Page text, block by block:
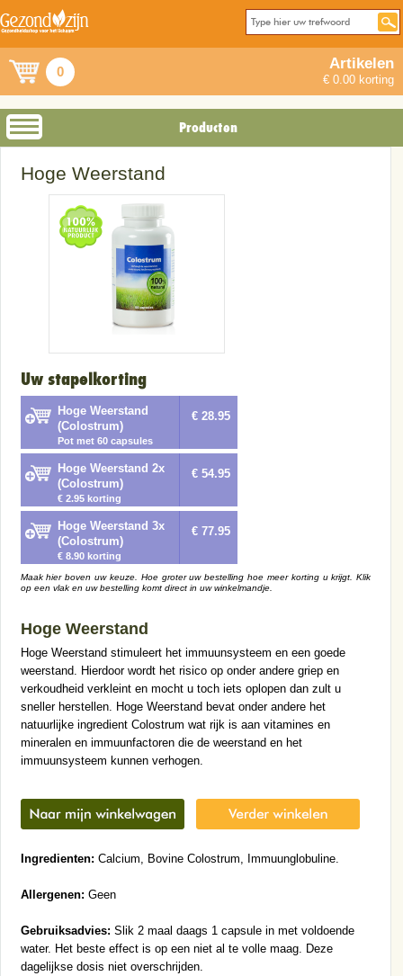
0 Artikelen
€ 0.00 korting
Producten
Hoge Weerstand
Uw stapelkorting
Hoge Weerstand
(Colostrum)
Pot met 60 capsules
€ 28.95
Hoge Weerstand 2x
(Colostrum)
€ 2.95 korting
€ 54.95
Hoge Weerstand 3x
(Colostrum)
€ 8.90 korting
€ 77.95
Maak hier boven uw keuze. Hoe groter uw bestelling hoe meer korting u krijgt. Klik
op een vlak en uw bestelling komt direct in uw winkelmandje.
Hoge Weerstand
Hoge Weerstand stimuleert het immuunsysteem en een goede
weerstand. Hierdoor wordt het risico op onder andere griep en
verkoudheid verkleint en mocht u toch iets oplopen dan zult u
sneller herstellen. Hoge Weerstand bevat onder andere het
natuurlijke ingredient Colostrum wat rijk is aan vitamines en
mineralen en immuunfactoren die de weerstand en het
immuunsysteem kunnen verhogen.
Ingredienten: Calcium, Bovine Colostrum, Immuunglobuline.
Allergenen: Geen
Gebruiksadvies: Slik 2 maal daags 1 capsule in met voldoende
water. Het beste effect is op een niet al te volle maag. Deze
dagelijkse dosis niet overschrijden.